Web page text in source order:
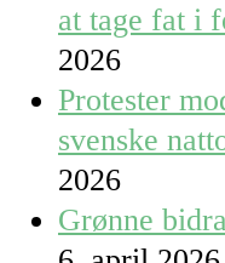
at tage fat i
2026
Protester
svenske
2026
Grønne